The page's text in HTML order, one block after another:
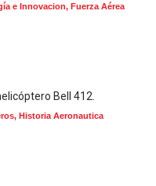
e Innovacion, Fuerza Aérea
Bell 412.
, Historia Aeronautica